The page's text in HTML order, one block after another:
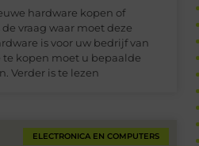
hardware kopen of
vraag waar moet deze
is voor uw bedrijf van
kopen moet u bepaalde
Verder is te lezen
ELECTRONICA EN COMPUTERS